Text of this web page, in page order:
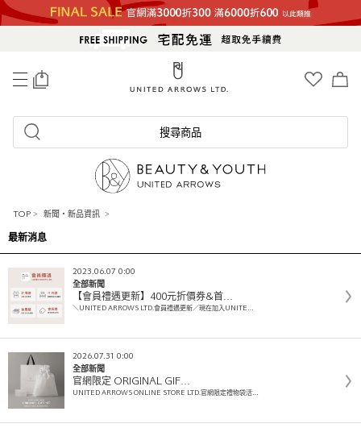
搜尋商品
TOP > 新聞・新品資訊 >
最新消息
2023.06.07 0:00
全部新聞
【會員禮遇更新】400元折價券&首…
＼UNITED ARROWS LTD.會員禮遇更新／現在加入UNITE…
2026.07.31 0:00
全部新聞
官網限定 ORIGINAL GIF…
UNITED ARROWS ONLINE STORE LTD.官網限定禮物袋活…